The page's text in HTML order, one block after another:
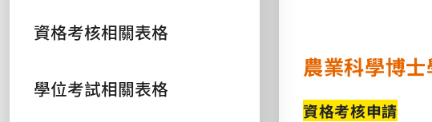
資格考核相關表格
學位考試相關表格
農業科學博
資格考核申請